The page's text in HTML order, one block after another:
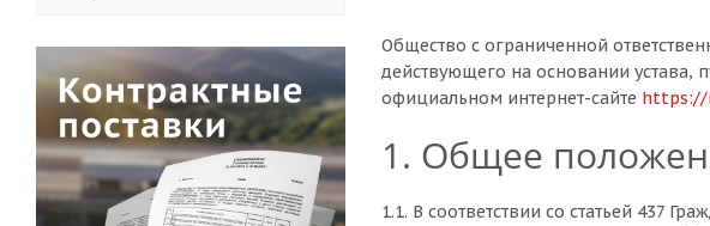
Общество с ограниченной
действующего на основании устава,
официальном интернет-сайте https://
1. Общее
1.1. В соответствии со статьей 437